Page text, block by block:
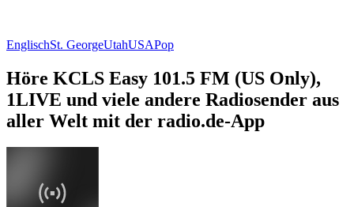
EnglischSt. GeorgeUtahUSAPop
Höre KCLS Easy 101.5 FM (US Only),
1LIVE und viele andere Radiosender aus
aller Welt mit der radio.de-App